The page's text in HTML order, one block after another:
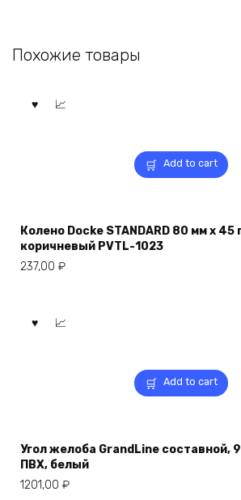
Похожие товары
Add to cart
Колено Docke STANDARD 80 мм х
коричневый PVTL-1023
237,00 ₽
Add to cart
Угол желоба GrandLine составной,
ПВХ, белый
1201,00 ₽